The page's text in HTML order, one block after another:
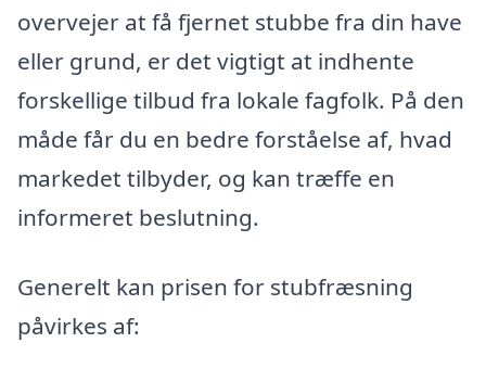
overvejer at få fjernet stubbe fra din have
eller grund, er det vigtigt at indhente
forskellige tilbud fra lokale fagfolk. På den
måde får du en bedre forståelse af, hvad
markedet tilbyder, og kan træffe en
informeret beslutning.
Generelt kan prisen for stubfræsning
påvirkes af: